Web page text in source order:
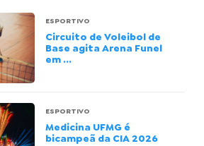
ESPORTIVO
Circuito de Voleibol de
Base agita Arena Funel
em ...
ESPORTIVO
Medicina UFMG é
bicampeã da CIA 2026